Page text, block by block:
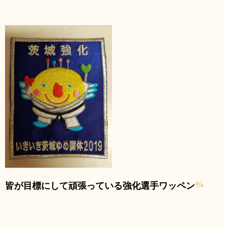
皆が目標にして頑張っている強化選手ワッペン